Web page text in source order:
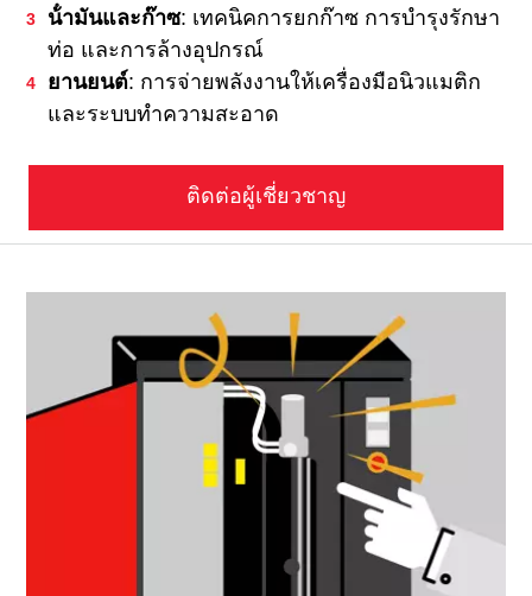
น้ํามันและก๊าซ: เทคนิคการยกก๊าซ การบํารุงรักษา
ท่อ และการล้างอุปกรณ์
ยานยนต์: การจ่ายพลังงานให้เครื่องมือนิวแมติก
และระบบทําความสะอาด
ติดต่อผู้เชี่ยวชาญ